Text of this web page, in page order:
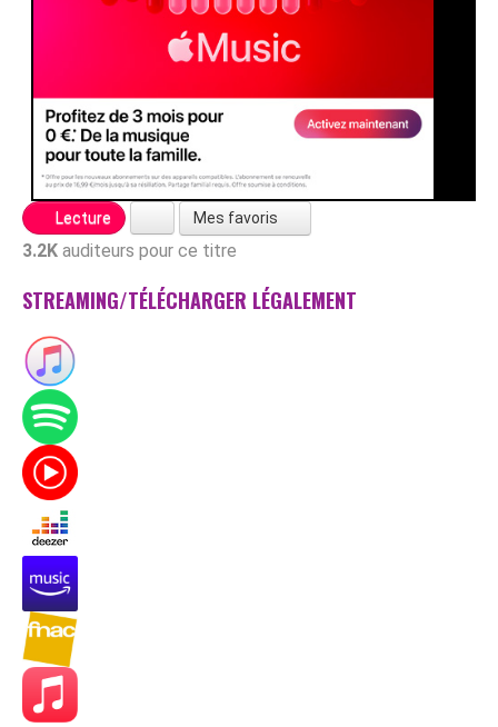
Lecture Mes favoris
3.2K auditeurs pour ce titre
STREAMING/TÉLÉCHARGER LÉGALEMENT